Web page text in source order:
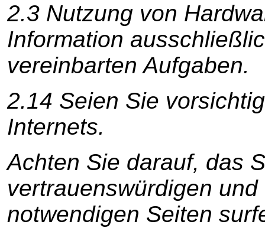
2.3 Nutzung von
Information
vereinbarten Aufgaben.
2.14 Seien Sie
Internets.
Achten Sie darauf, das
vertrauenswürdigen
notwendigen Seiten